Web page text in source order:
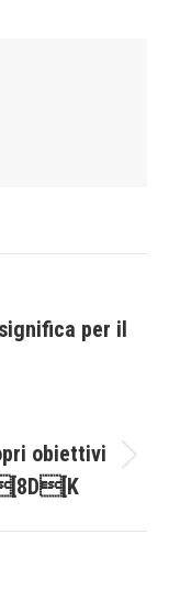
per il
obiettivi